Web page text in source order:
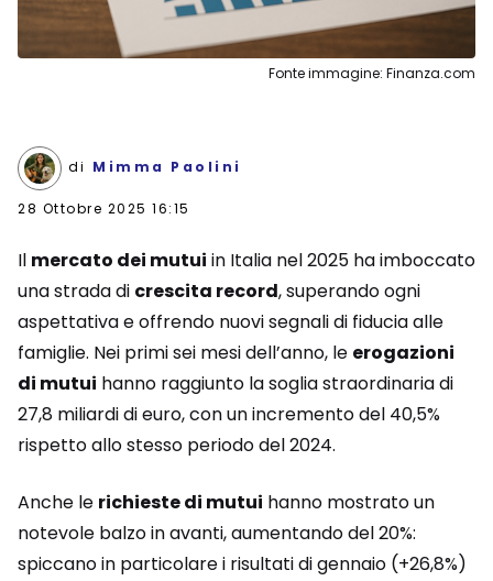
Fonte immagine: Finanza.com
di Mimma Paolini
28 Ottobre 2025 16:15
Il mercato dei mutui in Italia nel 2025 ha imboccato
una strada di crescita record, superando ogni
aspettativa e offrendo nuovi segnali di fiducia alle
famiglie. Nei primi sei mesi dell’anno, le erogazioni
di mutui hanno raggiunto la soglia straordinaria di
27,8 miliardi di euro, con un incremento del 40,5%
rispetto allo stesso periodo del 2024.
Anche le richieste di mutui hanno mostrato un
notevole balzo in avanti, aumentando del 20%:
spiccano in particolare i risultati di gennaio (+26,8%)